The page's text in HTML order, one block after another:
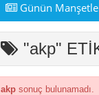
Günün
"akp"
akp sonuç bulunamadı.